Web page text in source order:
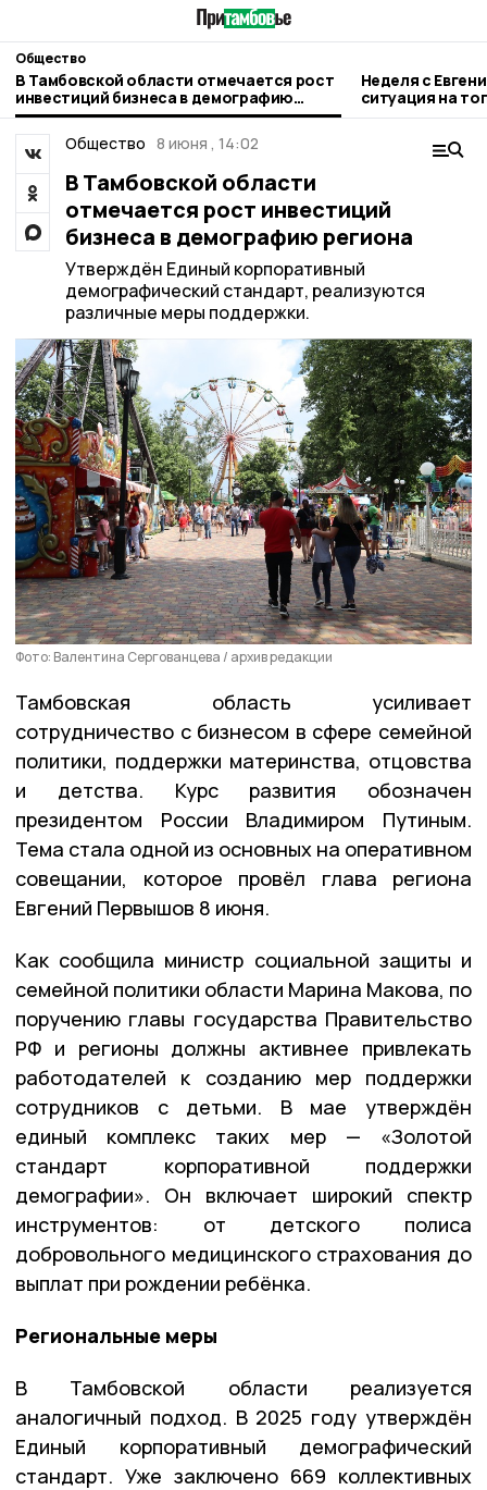
Общество
В Тамбовской области отмечается рост
инвестиций бизнеса в демографию
региона
Неделя с
ситуация на
городе и
Общество 8 июня , 14:02
В Тамбовской области
отмечается рост инвестиций
бизнеса в демографию региона
Утверждён Единый корпоративный
демографический стандарт, реализуются
различные меры поддержки.
Фото: Валентина Сергованцева / архив редакции
Тамбовская область усиливает
сотрудничество с бизнесом в сфере семейной
политики, поддержки материнства, отцовства
и детства. Курс развития обозначен
президентом России Владимиром Путиным.
Тема стала одной из основных на оперативном
совещании, которое провёл глава региона
Евгений Первышов 8 июня.
Как сообщила министр социальной защиты и
семейной политики области Марина Макова, по
поручению главы государства Правительство
РФ и регионы должны активнее привлекать
работодателей к созданию мер поддержки
сотрудников с детьми. В мае утверждён
единый комплекс таких мер — «Золотой
стандарт корпоративной поддержки
демографии». Он включает широкий спектр
инструментов: от детского полиса
добровольного медицинского страхования до
выплат при рождении ребёнка.
Региональные меры
В Тамбовской области реализуется
аналогичный подход. В 2025 году утверждён
Единый корпоративный демографический
стандарт. Уже заключено 669 коллективных